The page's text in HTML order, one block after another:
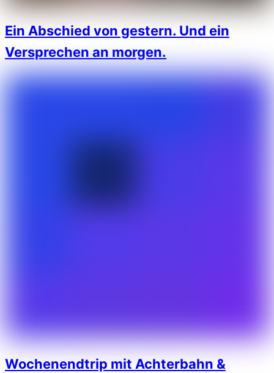
Ein Abschied von gestern. Und ein
Versprechen an morgen.
Wochenendtrip mit Achterbahn &